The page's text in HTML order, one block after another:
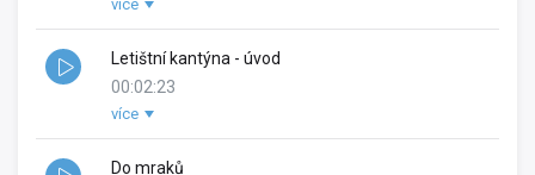
Rok vydání:
více
Letištní kantýna - úvod
00:02:23
Rok vydání:
více
Do mraků